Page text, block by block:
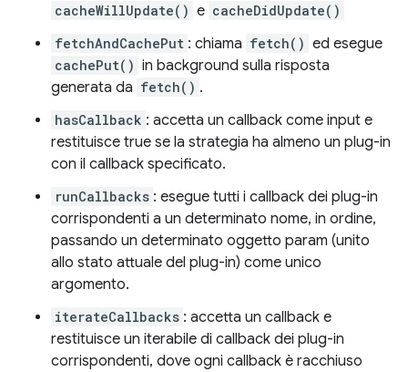
cacheWillUpdate() e cacheDidUpdate()
fetchAndCachePut : chiama fetch() ed esegue
cachePut() in background sulla risposta
generata da fetch() .
hasCallback : accetta un callback come input e
restituisce true se la strategia ha almeno un plug-in
con il callback specificato.
runCallbacks : esegue tutti i callback dei plug-in
corrispondenti a un determinato nome, in ordine,
passando un determinato oggetto param (unito
allo stato attuale del plug-in) come unico
argomento.
iterateCallbacks : accetta un callback e
restituisce un iterabile di callback dei plug-in
corrispondenti, dove ogni callback è racchiuso